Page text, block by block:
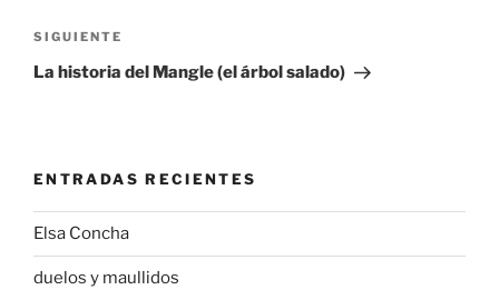
Siguiente
entrada
SIGUIENTE
La historia del Mangle (el árbol salado)
ENTRADAS RECIENTES
Elsa Concha
duelos y maullidos